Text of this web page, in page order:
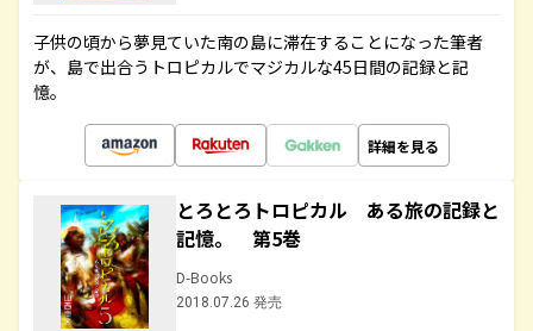
子供の頃から夢見ていた南の島に滞在することになった筆者
が、島で出合うトロピカルでマジカルな45日間の記録と記
憶。
詳細を見る
とろとろトロピカル ある旅の記録と
記憶。 第5巻
D-Books
2018.07.26 発売